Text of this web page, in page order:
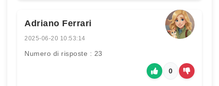
Adriano Ferrari
2025-06-20 10:53:14
Numero di risposte : 23
0